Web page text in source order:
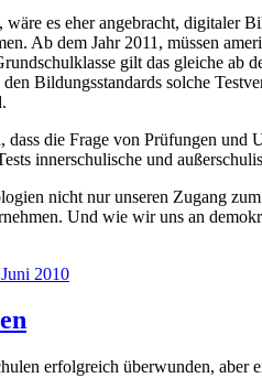
wäre es eher angebracht, digitaler
Ab dem Jahr 2011, müssen
gilt das gleiche ab
Bildungsstandards solche
die Frage von Prüfungen und
innerschulische und
nicht nur unseren Zugang
Und wie wir uns an
2010
erfolgreich überwunden, aber